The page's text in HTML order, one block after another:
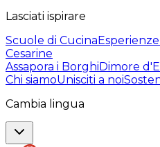
Lasciati ispirare
Scuole di Cucina
Cesarine
Assapora i BorghiDimore
Chi siamoUnisciti a noi
Cambia lingua